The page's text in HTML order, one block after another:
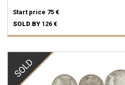
Start price 75 €
SOLD BY 126 €
SOLD